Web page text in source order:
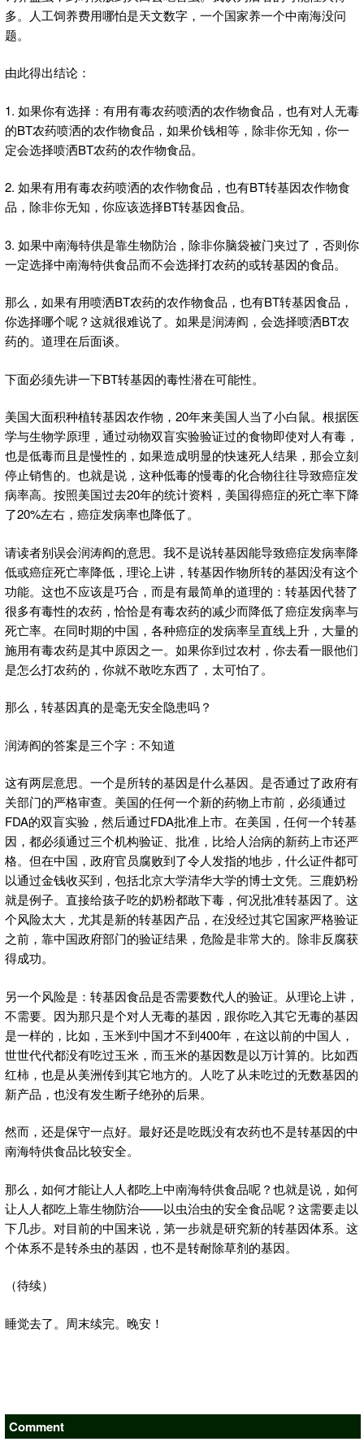
多。人工饲养费用哪怕是天文数字，一个国家养一个中南海没问
题。
由此得出结论：
1. 如果你有选择：有用有毒农药喷洒的农作物食品，也有对人无毒
的BT农药喷洒的农作物食品，如果价钱相等，除非你无知，你一
定会选择喷洒BT农药的农作物食品。
2. 如果有用有毒农药喷洒的农作物食品，也有BT转基因农作物食
品，除非你无知，你应该选择BT转基因食品。
3. 如果中南海特供是靠生物防治，除非你脑袋被门夹过了，否则你
一定选择中南海特供食品而不会选择打农药的或转基因的食品。
那么，如果有用喷洒BT农药的农作物食品，也有BT转基因食品，
你选择哪个呢？这就很难说了。如果是润涛阎，会选择喷洒BT农
药的。道理在后面谈。
下面必须先讲一下BT转基因的毒性潜在可能性。
美国大面积种植转基因农作物，20年来美国人当了小白鼠。根据医
学与生物学原理，通过动物双盲实验验证过的食物即使对人有毒，
也是低毒而且是慢性的，如果造成明显的快速死人结果，那会立刻
停止销售的。也就是说，这种低毒的慢毒的化合物往往导致癌症发
病率高。按照美国过去20年的统计资料，美国得癌症的死亡率下降
了20%左右，癌症发病率也降低了。
请读者别误会润涛阎的意思。我不是说转基因能导致癌症发病率降
低或癌症死亡率降低，理论上讲，转基因作物所转的基因没有这个
功能。这也不应该是巧合，而是有最简单的道理的：转基因代替了
很多有毒性的农药，恰恰是有毒农药的减少而降低了癌症发病率与
死亡率。在同时期的中国，各种癌症的发病率呈直线上升，大量的
施用有毒农药是其中原因之一。如果你到过农村，你去看一眼他们
是怎么打农药的，你就不敢吃东西了，太可怕了。
那么，转基因真的是毫无安全隐患吗？
润涛阎的答案是三个字：不知道
这有两层意思。一个是所转的基因是什么基因。是否通过了政府有
关部门的严格审查。美国的任何一个新的药物上市前，必须通过
FDA的双盲实验，然后通过FDA批准上市。在美国，任何一个转基
因，都必须通过三个机构验证、批准，比给人治病的新药上市还严
格。但在中国，政府官员腐败到了令人发指的地步，什么证件都可
以通过金钱收买到，包括北京大学清华大学的博士文凭。三鹿奶粉
就是例子。直接给孩子吃的奶粉都敢下毒，何况批准转基因了。这
个风险太大，尤其是新的转基因产品，在没经过其它国家严格验证
之前，靠中国政府部门的验证结果，危险是非常大的。除非反腐获
得成功。
另一个风险是：转基因食品是否需要数代人的验证。从理论上讲，
不需要。因为那只是个对人无毒的基因，跟你吃入其它无毒的基因
是一样的，比如，玉米到中国才不到400年，在这以前的中国人，
世世代代都没有吃过玉米，而玉米的基因数是以万计算的。比如西
红柿，也是从美洲传到其它地方的。人吃了从未吃过的无数基因的
新产品，也没有发生断子绝孙的后果。
然而，还是保守一点好。最好还是吃既没有农药也不是转基因的中
南海特供食品比较安全。
那么，如何才能让人人都吃上中南海特供食品呢？也就是说，如何
让人人都吃上靠生物防治——以虫治虫的安全食品呢？这需要走以
下几步。对目前的中国来说，第一步就是研究新的转基因体系。这
个体系不是转杀虫的基因，也不是转耐除草剂的基因。
（待续）
睡觉去了。周末续完。晚安！
Comment